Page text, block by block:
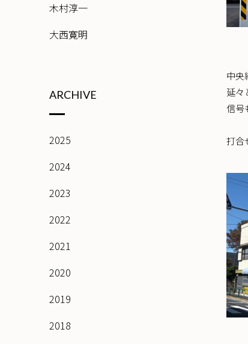
中央
延々
信号
打合
木村淳一
大西寛明
ARCHIVE
2025
2024
2023
2022
2021
2020
2019
2018